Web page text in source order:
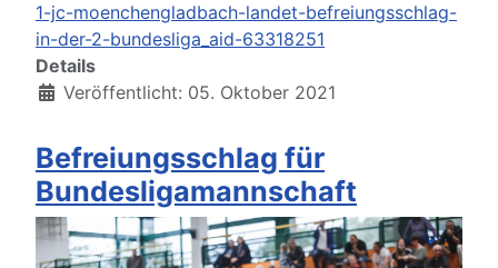
1-jc-moenchengladbach-landet-befreiungsschlag-
in-der-2-bundesliga_aid-63318251
Details
Veröffentlicht: 05. Oktober 2021
Befreiungsschlag für
Bundesligamannschaft